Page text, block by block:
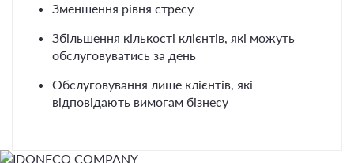
Зменшення рівня стресу
Збільшення кількості клієнтів, які можуть
обслуговуватись за день
Обслуговування лише клієнтів, які
відповідають вимогам бізнесу